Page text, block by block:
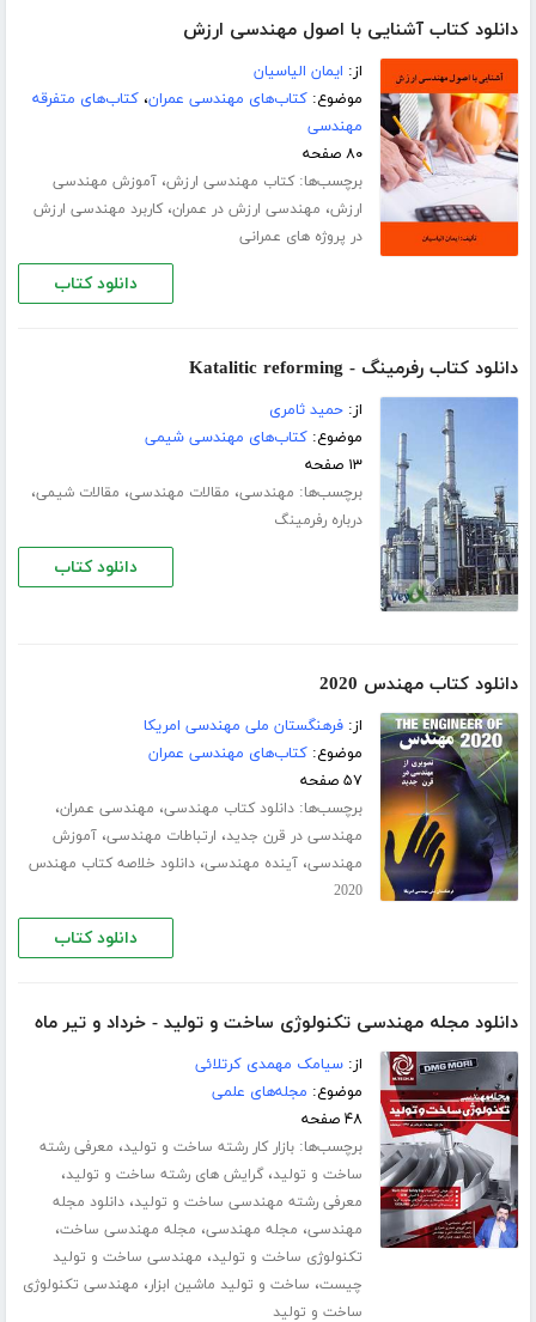
دانلود کتاب آشنایی با اصول مهندسی ارزش
از: ایمان الیاسیان
موضوع:کتاب‌های مهندسی عمران،کتاب‌های متفرقه
مهندسی
۸۰ صفحه
برچسب‌ها:کتاب مهندسی ارزش،آموزش مهندسی
ارزش، مهندسی ارزش در عمران،کاربرد مهندسی ارزش
در پروژه های عمرانی
دانلود کتاب
دانلود کتاب رفرمینگ - Katalitic reforming
از:حمید ثامری
موضوع:کتاب‌های مهندسی شیمی
۱۳ صفحه
برچسب‌ها: مهندسی، مقالات مهندسی، مقالات شیمی،
درباره رفرمینگ
دانلود کتاب
دانلود کتاب مهندس 2020
از:فرهنگستان ملی مهندسی امریکا
موضوع:کتاب‌های مهندسی عمران
۵۷ صفحه
برچسب‌ها:دانلود کتاب مهندسی، مهندسی عمران،
مهندسی در قرن جدید، ارتباطات مهندسی،آموزش
مهندسی،آینده مهندسی،دانلود خلاصه کتاب مهندس
2020
دانلود کتاب
دانلود مجله مهندسی تکنولوژی ساخت و تولید - خرداد و تیر ماه
از:سیامک مهمدی کرتلائی
موضوع: مجله‌های علمی
۴۸ صفحه
برچسب‌ها:بازار کار رشته ساخت و تولید، معرفی رشته
ساخت و تولید،گرایش های رشته ساخت و تولید،
معرفی رشته مهندسی ساخت و تولید،دانلود مجله
مهندسی، مجله مهندسی، مجله مهندسی ساخت،
تکنولوژی ساخت و تولید، مهندسی ساخت و تولید
چیست، ساخت و تولید ماشین ابزار، مهندسی تکنولوژی
ساخت و تولید